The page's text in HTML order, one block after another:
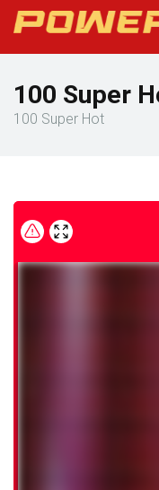
100 Super
100 Super Hot